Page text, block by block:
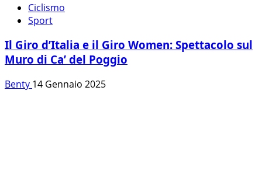
Ciclismo
Sport
Il Giro d’Italia e il Giro Women: Spettacolo sul
Muro di Ca’ del Poggio
Benty 14 Gennaio 2025